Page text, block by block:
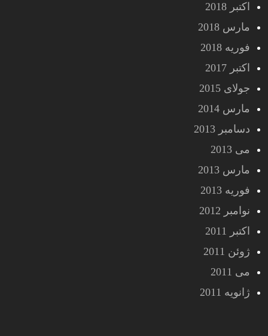
اکتبر 2018
مارس 2018
فوریه 2018
اکتبر 2017
جولای 2015
مارس 2014
دسامبر 2013
می 2013
مارس 2013
فوریه 2013
نوامبر 2012
اکتبر 2011
ژوئن 2011
می 2011
ژانویه 2011